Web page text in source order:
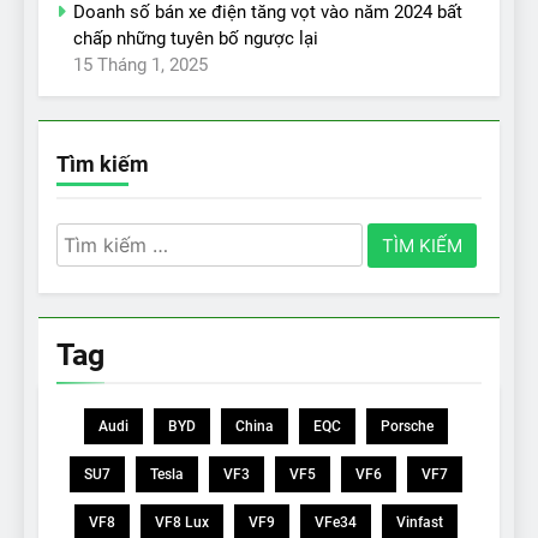
Doanh số bán xe điện tăng vọt vào năm 2024 bất
chấp những tuyên bố ngược lại
15 Tháng 1, 2025
Tìm kiếm
Tìm
kiếm
Tag
Audi BYD China EQC Porsche
SU7 Tesla VF3 VF5 VF6 VF7
VF8 VF8 Lux VF9 VFe34 Vinfast